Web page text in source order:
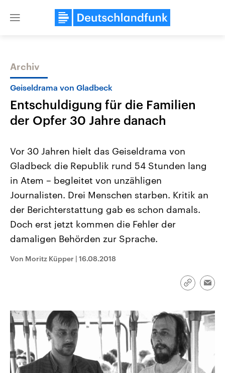
Close
Themen
Landtagswahl Sachsen-Anhalt
2026
Alle Informationen
Sachsen-Anhalt wählt am 6.
September 2026 einen neuen
Landtag. Seit 2021 wird das
Bundesland von einer Koalition aus
CDU, SPD und FDP regiert.-
Umfragen, Prognosen,
und Hintergründe zu den Parteien
und Kandidaten der anstehenden
USA
Aktuelle Beiträge,
Hintergründe
Wirtschaftlich und
gehören die Vereinigten
den mächtigsten Ländern
mit großem Einfluss auf
Sendungen Programm
Archiv
Geiseldrama von Gladbeck
Entschuldigung für die Familien
der Opfer 30 Jahre danach
Vor 30 Jahren hielt das Geiseldrama von
Gladbeck die Republik rund 54 Stunden lang
in Atem – begleitet von unzähligen
Journalisten. Drei Menschen starben. Kritik an
der Berichterstattung gab es schon damals.
Doch erst jetzt kommen die Fehler der
damaligen Behörden zur Sprache.
Von Moritz Küpper | 16.08.2018
Link